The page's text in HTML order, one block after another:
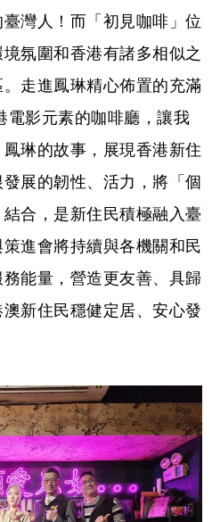
灣人！而「初見咖啡」位
氛圍和香港有諸多相似之
走進鳳琳精心佈置的充滿
電影元素的咖啡廳，讓我
琳的故事，展現香港新住
展的韌性、活力，將「個
合，是新住民積極融入臺
進會將持續與各機關和民
能量，營造更友善、具歸
新住民穩健定居、安心發